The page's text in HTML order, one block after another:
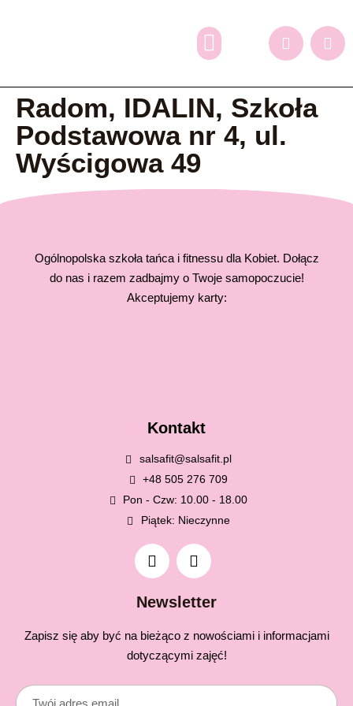
Radom, IDALIN, Szkoła
Podstawowa nr 4, ul.
Wyścigowa 49
Ogólnopolska szkoła tańca i fitnessu dla Kobiet. Dołącz
do nas i razem zadbajmy o Twoje samopoczucie!
Akceptujemy karty:
Kontakt
salsafit@salsafit.pl
+48 505 276 709
Pon - Czw: 10.00 - 18.00
Piątek: Nieczynne
Newsletter
Zapisz się aby być na bieżąco z nowościami i informacjami
dotyczącymi zajęć!